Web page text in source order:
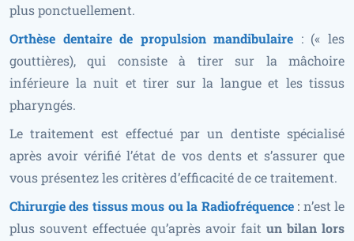
plus ponctuellement.
Orthèse dentaire de propulsion mandibulaire : (« les
gouttières), qui consiste à tirer sur la mâchoire
inférieure la nuit et tirer sur la langue et les tissus
pharyngés.
Le traitement est effectué par un dentiste spécialisé
après avoir vérifié l’état de vos dents et s’assurer que
vous présentez les critères d’efficacité de ce traitement.
Chirurgie des tissus mous ou la Radiofréquence : n’est le
plus souvent effectuée qu’après avoir fait un bilan lors